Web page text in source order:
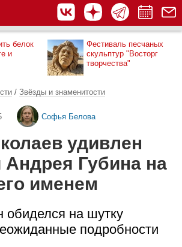
белок
и
Фестиваль песчаных
скульптур "Восторг
творчества"
/ Звёзды и знаменитости
Софья Белова
удивлен
Андрея Губина на
именем
обиделся на шутку
подробности